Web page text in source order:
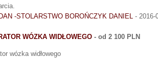
-STOLARSTWO BOROŃCZYK DANIEL - 2016-
WÓZKA WIDŁOWEGO - od 2 100 PLN
wózka widłowego